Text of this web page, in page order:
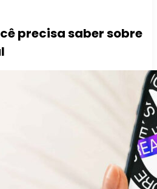
precisa saber sobre